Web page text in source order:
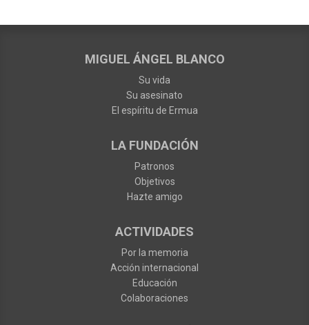
MIGUEL ÁNGEL BLANCO
Su vida
Su asesinato
El espíritu de Ermua
LA FUNDACIÓN
Patronos
Objetivos
Hazte amigo
ACTIVIDADES
Por la memoria
Acción internacional
Educación
Colaboraciones